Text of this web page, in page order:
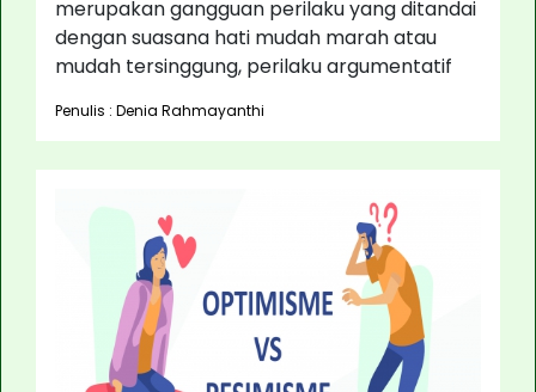
merupakan gangguan perilaku yang ditandai
dengan suasana hati mudah marah atau
mudah tersinggung, perilaku argumentatif
Penulis : Denia Rahmayanthi